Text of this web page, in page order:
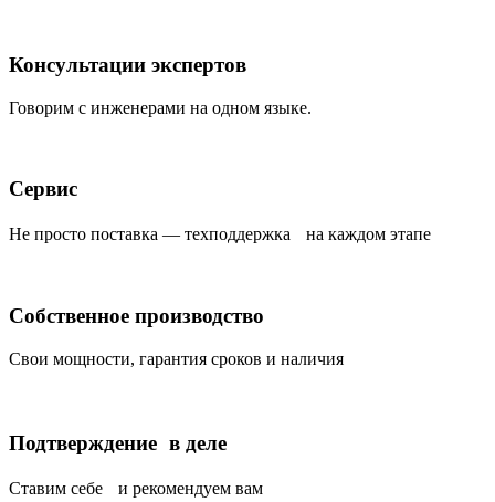
Консультации экспертов
Говорим с инженерами на одном языке.
Сервис
Не просто поставка — техподдержка на каждом этапе
Собственное производство
Свои мощности, гарантия сроков и наличия
Подтверждение в деле
Ставим себе и рекомендуем вам